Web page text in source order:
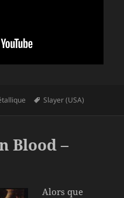
Mots-
Slayer (USA)
Blood –
Alors que